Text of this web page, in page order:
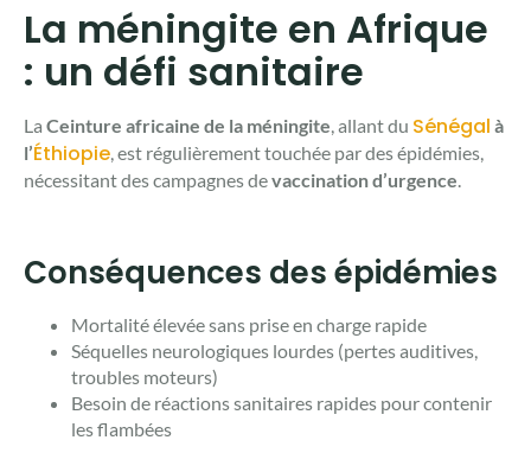
La méningite en Afrique
: un défi sanitaire
La Ceinture africaine de la méningite, allant du Sénégal à
l’Éthiopie, est régulièrement touchée par des épidémies,
nécessitant des campagnes devaccination d’urgence.
Conséquences des épidémies
Mortalité élevée sans prise en charge rapide
Séquelles neurologiques lourdes (pertes auditives,
troubles moteurs)
Besoin de réactions sanitaires rapides pour contenir
les flambées